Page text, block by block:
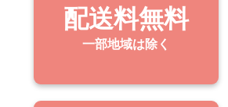
配送料無料
一部地域は除く